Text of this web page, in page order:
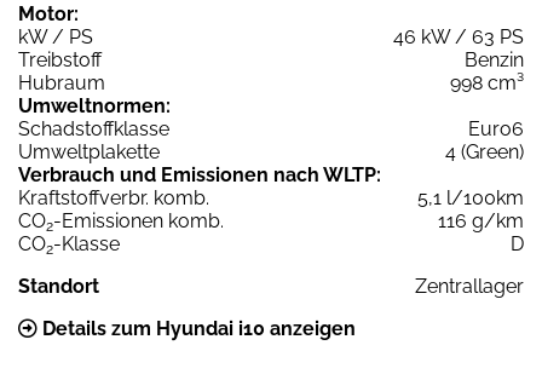
Motor:
kW / PS
46 kW / 63 PS
Treibstoff
Benzin
Hubraum
998 cm³
Umweltnormen:
Schadstoffklasse
Euro6
Umweltplakette
4 (Green)
Verbrauch und Emissionen nach WLTP:
Kraftstoffverbr. komb.
5,1 l/100km
CO2-Emissionen komb.
116 g/km
CO2-Klasse
D
Standort
Zentrallager
Details zum Hyundai i10 anzeigen